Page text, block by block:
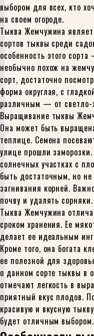
выбором для всех, кто
на своем огороде.
Тыква Жемчужина
сортов тыквы среди
особенность этого
необычно похож на
сорт, достаточно
форма округлая, с
различным — от светло-
Выращивание тыквы
Она может быть
теплице. Семена
улице прошли
солнечных участках с
быть достаточным, но
загнивания корней.
почву и удалять сорняки.
Тыква Жемчужина
сроком хранения. Ее
делает ее идеальным
Кроме того, она богата
ее полезной для
о данном сорте тыквы в
отмечают легкость в
приятный вкус плодов.
красивую и вкусную
будет отличным выбором.